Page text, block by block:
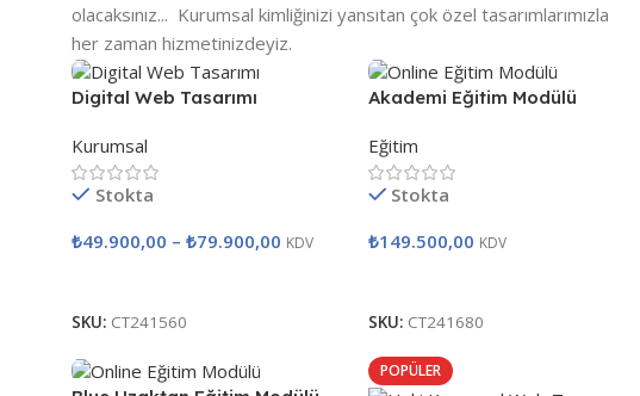
olacaksınız... Kurumsal kimliğinizi yansıtan çok özel tasarımlarımızla
her zaman hizmetinizdeyiz.
Digital Web Tasarımı
Kurumsal
Stokta
₺49.900,00 – ₺79.900,00 KDV
SKU: CT241560
Akademi Eğitim Modülü
Eğitim
Stokta
₺149.500,00 KDV
SKU: CT241680
POPÜLER